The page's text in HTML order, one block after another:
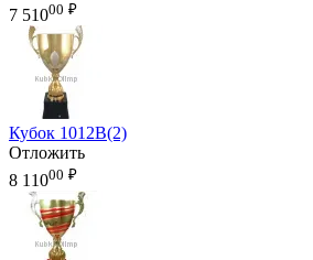
7 51000 ₽
Кубок 1012B(2)
Отложить
8 11000 ₽